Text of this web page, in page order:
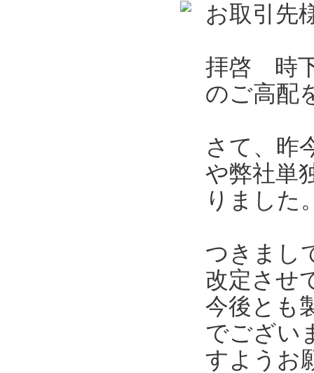
お取引先
拝啓 時
のご高配
さて、昨
や弊社単
りました
つきまし
改定させ
今後とも
でござい
すようお